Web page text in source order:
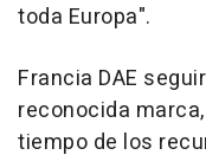
toda Europa".
Francia DAE
reconocida
tiempo de los